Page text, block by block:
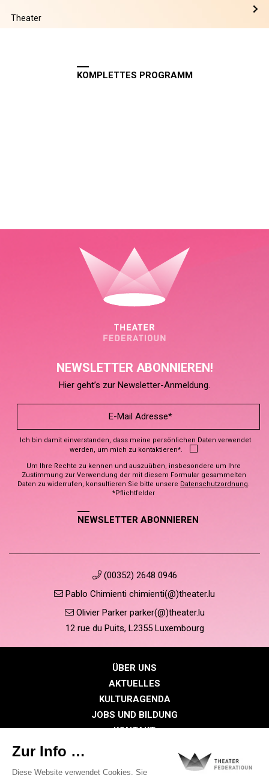
Theater
KOMPLETTES PROGRAMM
NEWSLETTER ABONNIEREN!
Hier geht’s zur Newsletter-Anmeldung.
Ich bin damit einverstanden, dass meine persönlichen Daten verwendet
werden, um mich zu kontaktieren*.
Um Ihre Rechte zu kennen und auszuüben, insbesondere um Ihre
Zustimmung zur Verwendung der mit diesem Formular gesammelten
Daten zu widerrufen, konsultieren Sie bitte unsere Datenschutzordnung.
*Pflichtfelder
NEWSLETTER ABONNIEREN
(00352) 2648 0946
Pablo Chimienti chimienti(@)theater.lu
Olivier Parker parker(@)theater.lu
12 rue du Puits, L2355 Luxembourg
ÜBER UNS
AKTUELLES
KULTURAGENDA
JOBS UND BILDUNG
KONTAKT
MITGLIEDERBEREICH